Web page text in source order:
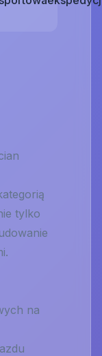
tylko
na